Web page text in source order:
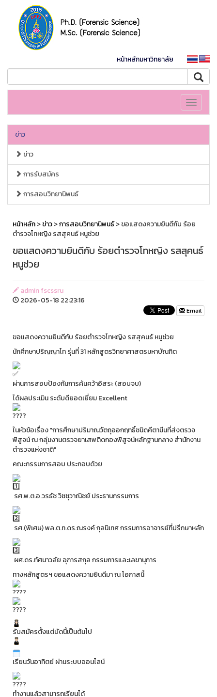
หน้าหลักมหาวิทยาลัย
Toggle
ข่าว
ข่าว
การรับสมัคร
การสอบวิทยานิพนธ์
หน้าหลัก>ข่าว>การสอบวิทยานิพนธ์> ขอแสดงความยินดีกับ ร้อย
ตำรวจโทหญิง รสสุคนธ์ หนูช่วย
ขอแสดงความยินดีกับ ร้อยตำรวจโทหญิง รสสุคนธ์
หนูช่วย
admin fscssru
2026-05-18 22:23:16
Email
ขอแสดงความยินดีกับ ร้อยตำรวจโทหญิง รสสุคนธ์ หนูช่วย
นักศึกษาปริญญาโท รุ่นที่ 31 หลักสูตรวิทยาศาสตรมหาบัณฑิต
ผ่านการสอบป้องกันการค้นคว้าอิสระ (สอบจบ)
ได้ผลประเมิน ระดับดียอดเยี่ยม Excellent
ในหัวข้อเรื่อง "การศึกษาปริมาณวัตถุออกฤทธิ์ชนิดคีตามีนที่ส่งตรวจ
พิสูจน์ ณ กลุ่มงานตรวจยาเสพติดกองพิสูจน์หลักฐานกลาง สำนักงาน
ตำรวจแห่งชาติ"
คณะกรรมการสอบ ประกอบด้วย
รศ.พ.ต.อ.วรธัช วิชชุวาณิชย์ ประธานกรรมการ
รศ.(พิเศษ) พล.ต.ท.ดร.ณรงค์ กุลนิเทศ กรรมการอาจารย์ที่ปรึกษาหลัก
ผศ.ดร.ทัศนาวลัย อุฑารสกุล กรรมการและเลขานุการ
ทางหลักสูตรฯ ขอแสดงความยินดีมา ณ โอกาสนี้
รับสมัครตั้งแต่บัดนี้เป็นต้นไป
เรียนวันอาทิตย์ ผ่านระบบออนไลน์
ทำงานแล้วสามารถเรียนได้